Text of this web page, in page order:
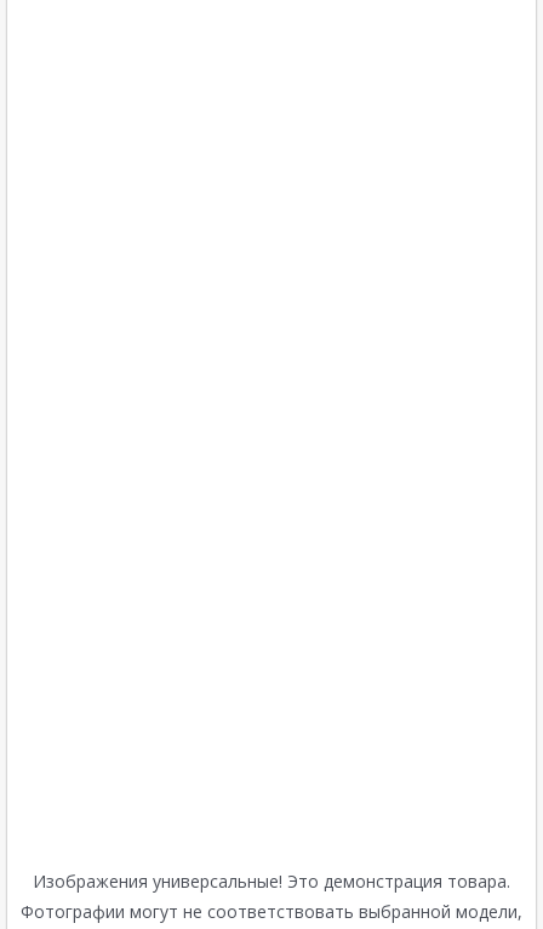
Изображения универсальные! Это демонстрация товара.
Фотографии могут не соответствовать выбранной модели,